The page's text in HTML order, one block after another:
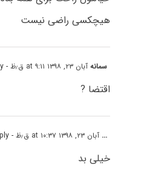
هیچکسی راضی نیست
سمانهآبان ۲۳, ۱۳۹۸ at ۹:۱۱ ق٫ظ - Reply
اقتضا ?
... آبان ۲۳, ۱۳۹۸ at ۱۰:۳۷ ق٫ظ - Reply
خیلی بد